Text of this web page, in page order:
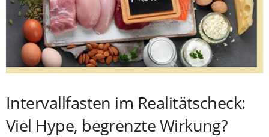
Intervallfasten im Realitätscheck:
Viel Hype, begrenzte Wirkung?